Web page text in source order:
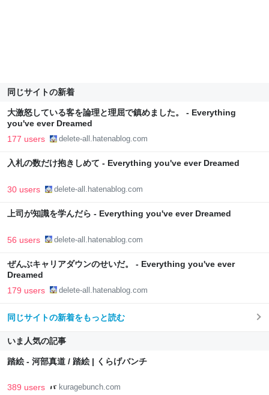
同じサイトの新着
大激怒している客を論理と理屈で鎮めました。 - Everything
you've ever Dreamed
177 users delete-all.hatenablog.com
入札の数だけ抱きしめて - Everything you've ever Dreamed
30 users delete-all.hatenablog.com
上司が知識を学んだら - Everything you've ever Dreamed
56 users delete-all.hatenablog.com
ぜんぶキャリアダウンのせいだ。 - Everything you've ever
Dreamed
179 users delete-all.hatenablog.com
同じサイトの新着をもっと読む
いま人気の記事
踏絵 - 河部真道 / 踏絵 | くらげバンチ
389 users kuragebunch.com